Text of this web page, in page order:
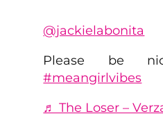
@jackielabonita
Please be
#meangirlvibes
♬ The Loser –